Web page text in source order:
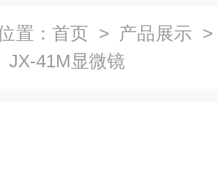
置： 首页 > 产品展示
JX-41M显微镜